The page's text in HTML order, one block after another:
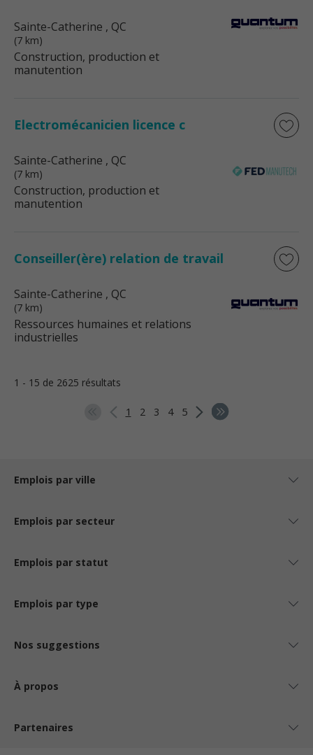
Sainte-Catherine , QC
(7 km)
Construction, production et
manutention
Electromécanicien licence c
Sainte-Catherine , QC
(7 km)
Construction, production et
manutention
Conseiller(ère) relation de travail
Sainte-Catherine , QC
(7 km)
Ressources humaines et relations
industrielles
1 - 15 de 2625 résultats
1 2 3 4 5
Emplois par ville
Emplois par secteur
Emplois par statut
Emplois par type
Nos suggestions
À propos
Partenaires